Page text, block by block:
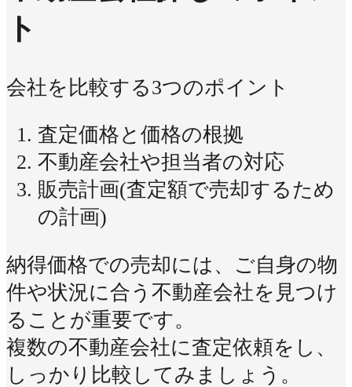
ト
会社を比較する3つのポイント
査定価格と価格の根拠
不動産会社や担当者の対応
販売計画(査定額で売却するため
の計画)
納得価格での売却には、ご自身の物
件や状況に合う不動産会社を見つけ
ることが重要です。
複数の不動産会社に査定依頼をし、
しっかり比較してみましょう。